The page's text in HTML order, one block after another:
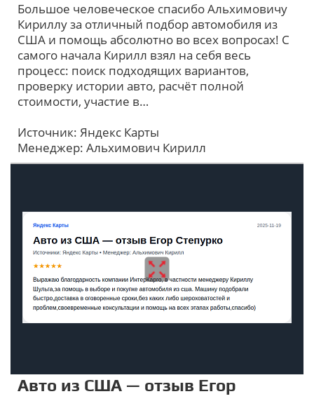
Большое человеческое спасибо Альхимовичу
Кириллу за отличный подбор автомобиля из
США и помощь абсолютно во всех вопросах! С
самого начала Кирилл взял на себя весь
процесс: поиск подходящих вариантов,
проверку истории авто, расчёт полной
стоимости, участие в…
Источник: Яндекс Карты
Менеджер: Альхимович Кирилл
Авто из США — отзыв Егор